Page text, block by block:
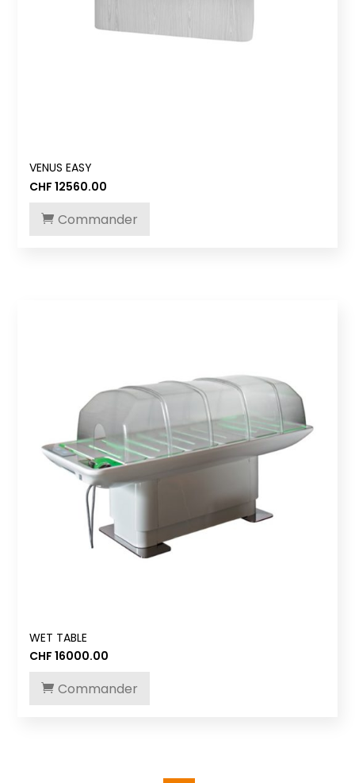
VENUS EASY
CHF 12560.00
Commander
WET TABLE
CHF 16000.00
Commander